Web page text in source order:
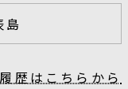
島
歴はこちらから